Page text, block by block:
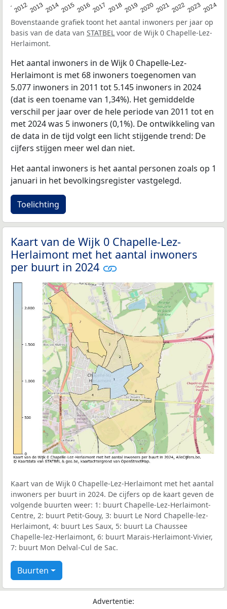
201220132014201520162017 20182019 20202021202220232024
Bovenstaande grafiek toont het aantal inwoners per jaar op
basis van de data van STATBEL voor de Wijk 0 Chapelle-Lez-
Herlaimont.
Het aantal inwoners in de Wijk 0 Chapelle-Lez-
Herlaimont is met 68 inwoners toegenomen van
5.077 inwoners in 2011 tot 5.145 inwoners in 2024
(dat is een toename van 1,34%). Het gemiddelde
verschil per jaar over de hele periode van 2011 tot en
met 2024 was 5 inwoners (0,1%). De ontwikkeling van
de data in de tijd volgt een licht stijgende trend: De
cijfers stijgen meer wel dan niet.
Het aantal inwoners is het aantal personen zoals op 1
januari in het bevolkingsregister vastgelegd.
Toelichting
Kaart van de Wijk 0 Chapelle-Lez-
Herlaimont met het aantal inwoners
per buurt in 2024
Kaart van de Wijk 0 Chapelle-Lez-Herlaimont met het aantal
inwoners per buurt in 2024. De cijfers op de kaart geven de
volgende buurten weer: 1: buurt Chapelle-Lez-Herlaimont-
Centre, 2: buurt Petit-Gouy, 3: buurt Le Nord Chapelle-lez-
Herlaimont, 4: buurt Les Saux, 5: buurt La Chaussee
Chapelle-lez-Herlaimont, 6: buurt Marais-Herlaimont-Vivier,
7: buurt Mon Delval-Cul de Sac.
Buurten
Advertentie: